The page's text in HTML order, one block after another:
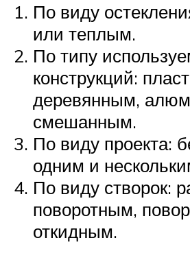
По виду
или теплым.
По типу
конструкций:
деревянным,
смешанным.
По виду проекта:
одним и
По виду створок:
поворотным,
откидным.